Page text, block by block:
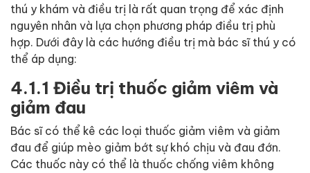
thú y khám và điều trị là rất quan trọng để xác định
nguyên nhân và lựa chọn phương pháp điều trị phù
hợp. Dưới đây là các hướng điều trị mà bác sĩ thú y có
thể áp dụng:
4.1.1 Điều trị thuốc giảm viêm và
giảm đau
Bác sĩ có thể kê các loại thuốc giảm viêm và giảm
đau để giúp mèo giảm bớt sự khó chịu và đau đớn.
Các thuốc này có thể là thuốc chống viêm không